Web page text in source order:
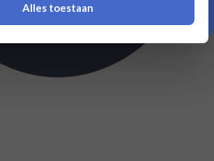
Alles toestaan